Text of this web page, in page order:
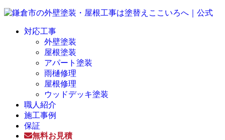
対応工事
外壁塗装
屋根塗装
アパート塗装
雨樋修理
屋根修理
ウッドデッキ塗装
職人紹介
施工事例
保証
無料お見積